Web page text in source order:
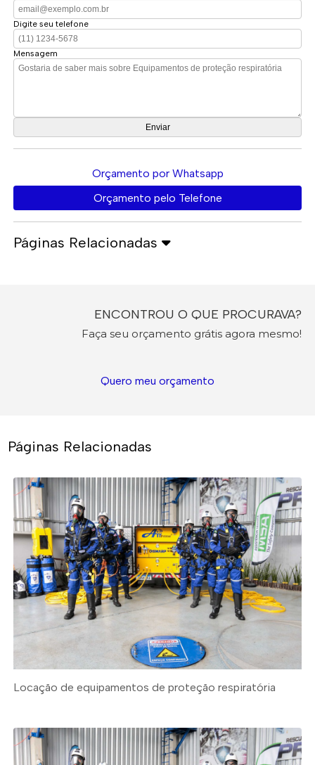
Digite seu telefone
Mensagem
Orçamento por Whatsapp
Orçamento pelo Telefone
Páginas Relacionadas
ENCONTROU O QUE PROCURAVA?
Faça seu orçamento grátis agora mesmo!
Quero meu orçamento
Páginas Relacionadas
Locação de equipamentos de proteção respiratória